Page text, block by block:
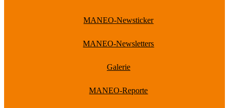
MANEO-Newsticker
MANEO-Newsletters
Galerie
MANEO-Reporte